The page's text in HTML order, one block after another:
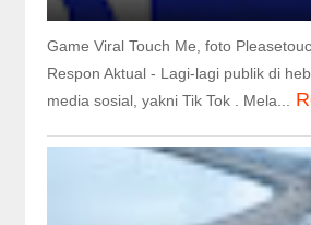
Game Viral Touch Me, foto
Respon Aktual - Lagi-lagi publik di
media sosial, yakni Tik Tok . Mela...